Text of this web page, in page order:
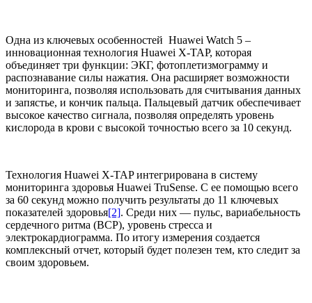
Одна из ключевых особенностей Huawei Watch 5 –
инновационная технология Huawei X-TAP, которая
объединяет три функции: ЭКГ, фотоплетизмограмму и
распознавание силы нажатия. Она расширяет возможности
мониторинга, позволяя использовать для считывания данных
и запястье, и кончик пальца. Пальцевый датчик обеспечивает
высокое качество сигнала, позволяя определять уровень
кислорода в крови с высокой точностью всего за 10 секунд.
Технология Huawei X-TAP интегрирована в систему
мониторинга здоровья Huawei TruSense. С ее помощью всего
за 60 секунд можно получить результаты до 11 ключевых
показателей здоровья[2]. Среди них — пульс, вариабельность
сердечного ритма (ВСР), уровень стресса и
электрокардиограмма. По итогу измерения создается
комплексный отчет, который будет полезен тем, кто следит за
своим здоровьем.